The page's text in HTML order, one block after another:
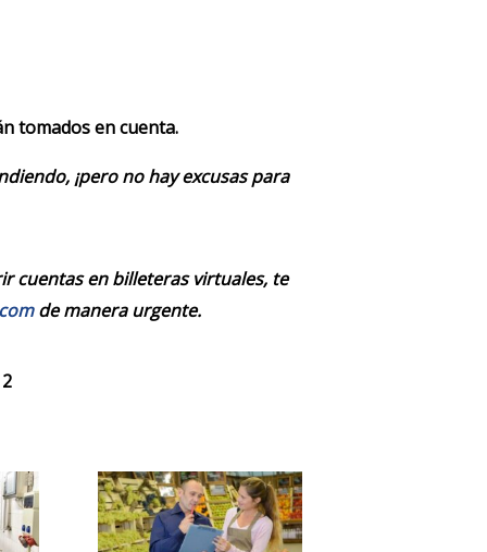
tomados en cuenta.
¡pero no hay excusas para
cuentas en billeteras virtuales, te
de manera urgente.